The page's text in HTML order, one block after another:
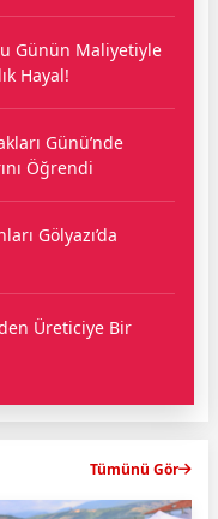
Günün Maliyetiyle
Hayal!
Günü’nde
Öğrendi
Gölyazı’da
Üreticiye Bir
Tümünü Gör